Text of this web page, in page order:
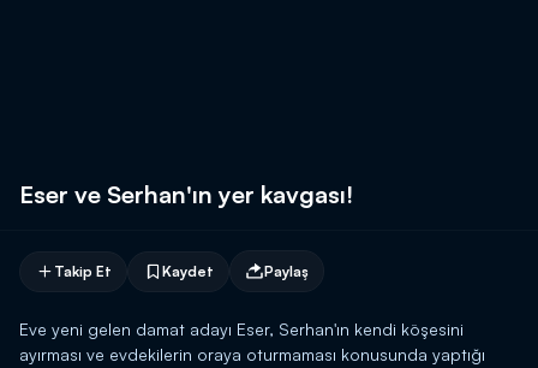
Eser ve Serhan'ın yer kavgası!
Takip Et Kaydet Paylaş
Eve yeni gelen damat adayı Eser, Serhan'ın kendi köşesini
ayırması ve evdekilerin oraya oturmaması konusunda yaptığı